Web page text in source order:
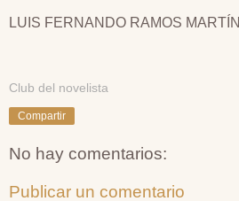
LUIS FERNANDO RAMOS MARTÍN
Club del novelista
Compartir
No hay comentarios:
Publicar un comentario